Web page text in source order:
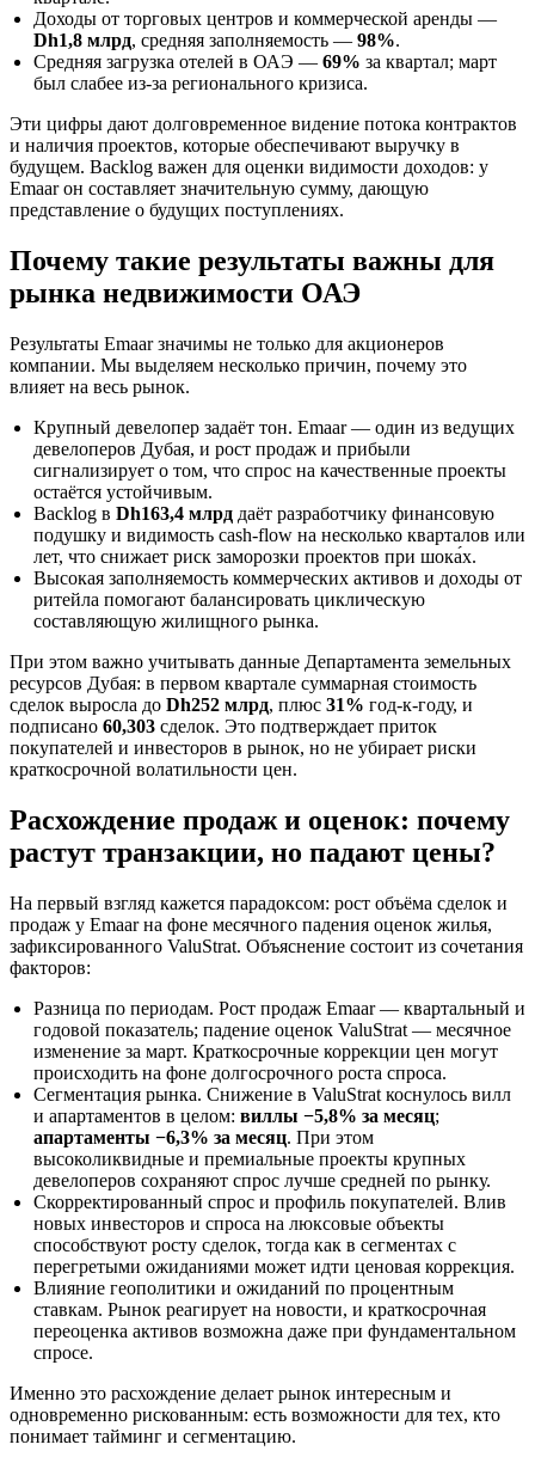
Доходы от торговых центров и коммерческой аренды —
Dh1,8 млрд, средняя заполняемость — 98%.
Средняя загрузка отелей в ОАЭ — 69% за квартал; март
был слабее из‑за регионального кризиса.
Эти цифры дают долговременное видение потока контрактов
и наличия проектов, которые обеспечивают выручку в
будущем. Backlog важен для оценки видимости доходов: у
Emaar он составляет значительную сумму, дающую
представление о будущих поступлениях.
Почему такие результаты важны для
рынка недвижимости ОАЭ
Результаты Emaar значимы не только для акционеров
компании. Мы выделяем несколько причин, почему это
влияет на весь рынок.
Крупный девелопер задаёт тон. Emaar — один из ведущих
девелоперов Дубая, и рост продаж и прибыли
сигнализирует о том, что спрос на качественные проекты
остаётся устойчивым.
Backlog в Dh163,4 млрд даёт разработчику финансовую
подушку и видимость cash‑flow на несколько кварталов или
лет, что снижает риск заморозки проектов при шока́х.
Высокая заполняемость коммерческих активов и доходы от
ритейла помогают балансировать циклическую
составляющую жилищного рынка.
При этом важно учитывать данные Департамента земельных
ресурсов Дубая: в первом квартале суммарная стоимость
сделок выросла до Dh252 млрд, плюс 31% год-к-году, и
подписано 60,303 сделок. Это подтверждает приток
покупателей и инвесторов в рынок, но не убирает риски
краткосрочной волатильности цен.
Расхождение продаж и оценок: почему
растут транзакции, но падают цены?
На первый взгляд кажется парадоксом: рост объёма сделок и
продаж у Emaar на фоне месячного падения оценок жилья,
зафиксированного ValuStrat. Объяснение состоит из сочетания
факторов:
Разница по периодам. Рост продаж Emaar — квартальный и
годовой показатель; падение оценок ValuStrat — месячное
изменение за март. Краткосрочные коррекции цен могут
происходить на фоне долгосрочного роста спроса.
Сегментация рынка. Снижение в ValuStrat коснулось вилл
и апартаментов в целом: виллы −5,8% за месяц;
апартаменты −6,3% за месяц. При этом
высоколиквидные и премиальные проекты крупных
девелоперов сохраняют спрос лучше средней по рынку.
Скорректированный спрос и профиль покупателей. Влив
новых инвесторов и спроса на люксовые объекты
способствуют росту сделок, тогда как в сегментах с
перегретыми ожиданиями может идти ценовая коррекция.
Влияние геополитики и ожиданий по процентным
ставкам. Рынок реагирует на новости, и краткосрочная
переоценка активов возможна даже при фундаментальном
спросе.
Именно это расхождение делает рынок интересным и
одновременно рискованным: есть возможности для тех, кто
понимает тайминг и сегментацию.